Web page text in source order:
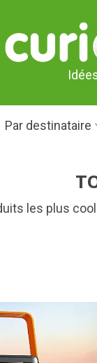
Par destinataire
les plus